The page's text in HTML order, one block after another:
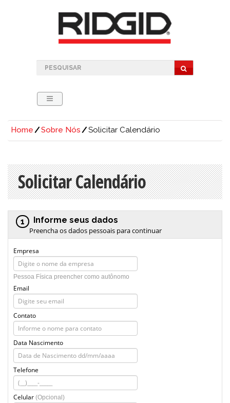
Home Sobre Nós Solicitar Calendário
Solicitar Calendário
1 Informe seus dados
Preencha os dados pessoais para continuar
Empresa
Pessoa Física preencher como autônomo
Email
Contato
Data Nascimento
Telefone
Celular (Opcional)